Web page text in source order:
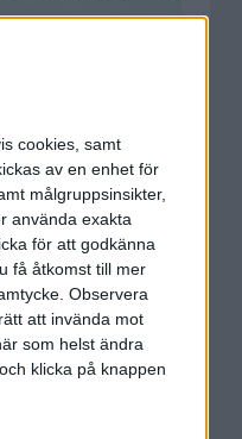
cookies, samt
av en enhet för
målgruppsinsikter,
använda exakta
för att godkänna
få åtkomst till mer
Observera
att invända mot
som helst ändra
klicka på knappen